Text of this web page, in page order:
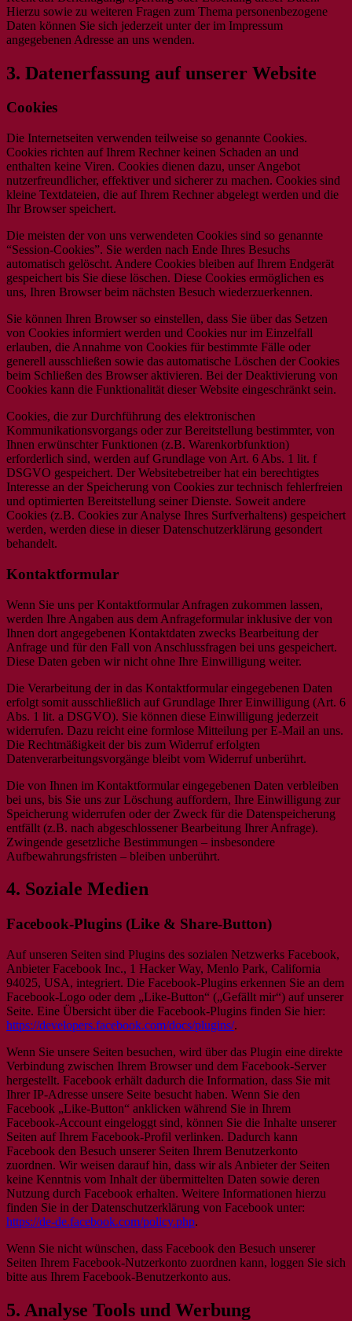
Hierzu sowie zu weiteren Fragen zum Thema personenbezogene
Daten können Sie sich jederzeit unter der im Impressum
angegebenen Adresse an uns wenden.
3. Datenerfassung auf unserer Website
Cookies
Die Internetseiten verwenden teilweise so genannte Cookies.
Cookies richten auf Ihrem Rechner keinen Schaden an und
enthalten keine Viren. Cookies dienen dazu, unser Angebot
nutzerfreundlicher, effektiver und sicherer zu machen. Cookies sind
kleine Textdateien, die auf Ihrem Rechner abgelegt werden und die
Ihr Browser speichert.
Die meisten der von uns verwendeten Cookies sind so genannte
“Session-Cookies”. Sie werden nach Ende Ihres Besuchs
automatisch gelöscht. Andere Cookies bleiben auf Ihrem Endgerät
gespeichert bis Sie diese löschen. Diese Cookies ermöglichen es
uns, Ihren Browser beim nächsten Besuch wiederzuerkennen.
Sie können Ihren Browser so einstellen, dass Sie über das Setzen
von Cookies informiert werden und Cookies nur im Einzelfall
erlauben, die Annahme von Cookies für bestimmte Fälle oder
generell ausschließen sowie das automatische Löschen der Cookies
beim Schließen des Browser aktivieren. Bei der Deaktivierung von
Cookies kann die Funktionalität dieser Website eingeschränkt sein.
Cookies, die zur Durchführung des elektronischen
Kommunikationsvorgangs oder zur Bereitstellung bestimmter, von
Ihnen erwünschter Funktionen (z.B. Warenkorbfunktion)
erforderlich sind, werden auf Grundlage von Art. 6 Abs. 1 lit. f
DSGVO gespeichert. Der Websitebetreiber hat ein berechtigtes
Interesse an der Speicherung von Cookies zur technisch fehlerfreien
und optimierten Bereitstellung seiner Dienste. Soweit andere
Cookies (z.B. Cookies zur Analyse Ihres Surfverhaltens) gespeichert
werden, werden diese in dieser Datenschutzerklärung gesondert
behandelt.
Kontaktformular
Wenn Sie uns per Kontaktformular Anfragen zukommen lassen,
werden Ihre Angaben aus dem Anfrageformular inklusive der von
Ihnen dort angegebenen Kontaktdaten zwecks Bearbeitung der
Anfrage und für den Fall von Anschlussfragen bei uns gespeichert.
Diese Daten geben wir nicht ohne Ihre Einwilligung weiter.
Die Verarbeitung der in das Kontaktformular eingegebenen Daten
erfolgt somit ausschließlich auf Grundlage Ihrer Einwilligung (Art. 6
Abs. 1 lit. a DSGVO). Sie können diese Einwilligung jederzeit
widerrufen. Dazu reicht eine formlose Mitteilung per E-Mail an uns.
Die Rechtmäßigkeit der bis zum Widerruf erfolgten
Datenverarbeitungsvorgänge bleibt vom Widerruf unberührt.
Die von Ihnen im Kontaktformular eingegebenen Daten verbleiben
bei uns, bis Sie uns zur Löschung auffordern, Ihre Einwilligung zur
Speicherung widerrufen oder der Zweck für die Datenspeicherung
entfällt (z.B. nach abgeschlossener Bearbeitung Ihrer Anfrage).
Zwingende gesetzliche Bestimmungen – insbesondere
Aufbewahrungsfristen – bleiben unberührt.
4. Soziale Medien
Facebook-Plugins (Like & Share-Button)
Auf unseren Seiten sind Plugins des sozialen Netzwerks Facebook,
Anbieter Facebook Inc., 1 Hacker Way, Menlo Park, California
94025, USA, integriert. Die Facebook-Plugins erkennen Sie an dem
Facebook-Logo oder dem „Like-Button“ („Gefällt mir“) auf unserer
Seite. Eine Übersicht über die Facebook-Plugins finden Sie hier:
https://developers.facebook.com/docs/plugins/.
Wenn Sie unsere Seiten besuchen, wird über das Plugin eine direkte
Verbindung zwischen Ihrem Browser und dem Facebook-Server
hergestellt. Facebook erhält dadurch die Information, dass Sie mit
Ihrer IP-Adresse unsere Seite besucht haben. Wenn Sie den
Facebook „Like-Button“ anklicken während Sie in Ihrem
Facebook-Account eingeloggt sind, können Sie die Inhalte unserer
Seiten auf Ihrem Facebook-Profil verlinken. Dadurch kann
Facebook den Besuch unserer Seiten Ihrem Benutzerkonto
zuordnen. Wir weisen darauf hin, dass wir als Anbieter der Seiten
keine Kenntnis vom Inhalt der übermittelten Daten sowie deren
Nutzung durch Facebook erhalten. Weitere Informationen hierzu
finden Sie in der Datenschutzerklärung von Facebook unter:
https://de-de.facebook.com/policy.php.
Wenn Sie nicht wünschen, dass Facebook den Besuch unserer
Seiten Ihrem Facebook-Nutzerkonto zuordnen kann, loggen Sie sich
bitte aus Ihrem Facebook-Benutzerkonto aus.
5. Analyse Tools und Werbung